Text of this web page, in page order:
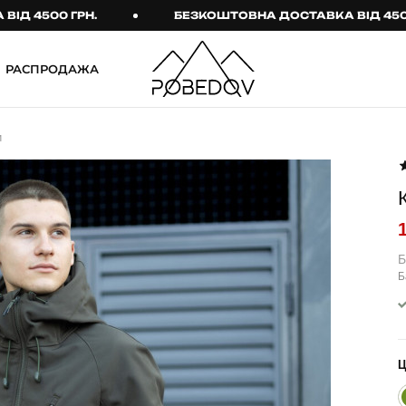
ГРН. БЕЗКОШТОВНА ДОСТАВКА ВІД 4500 ГРН.
Джогери
Карго
Спортивні штани
Лосины
Джинсы
КОМПЛЕКТИ
Куртка й штани
Тактичний чоловічий
одяг
Тактичні рукавиці
Тактичні шкарпетки
ТЕРМО-КОМПЛЕКТИ
ФУТБОЛКИ І СОРОЧКИ
РАСПРОДАЖА